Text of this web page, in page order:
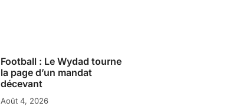
Football : Le Wydad tourne
la page d’un mandat
décevant
Août 4, 2026